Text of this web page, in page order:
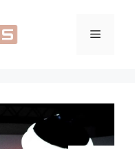
Menu